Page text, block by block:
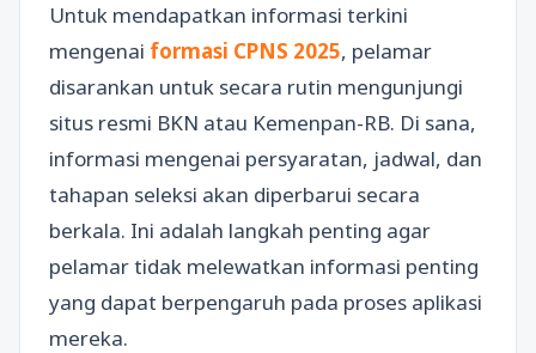
Untuk mendapatkan informasi terkini
mengenai formasi CPNS 2025, pelamar
disarankan untuk secara rutin mengunjungi
situs resmi BKN atau Kemenpan-RB. Di sana,
informasi mengenai persyaratan, jadwal, dan
tahapan seleksi akan diperbarui secara
berkala. Ini adalah langkah penting agar
pelamar tidak melewatkan informasi penting
yang dapat berpengaruh pada proses aplikasi
mereka.